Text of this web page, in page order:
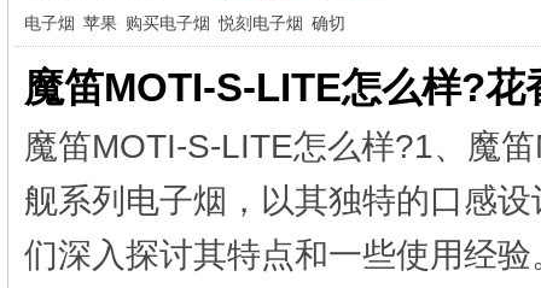
电子烟 苹果 购买电子烟 悦刻电子烟 确切
魔笛MOTI-S-LITE怎么样?
魔笛MOTI-S-LITE怎么样?1、魔
舰系列电子烟，以其独特的口感
们深入探讨其特点和一些使用经